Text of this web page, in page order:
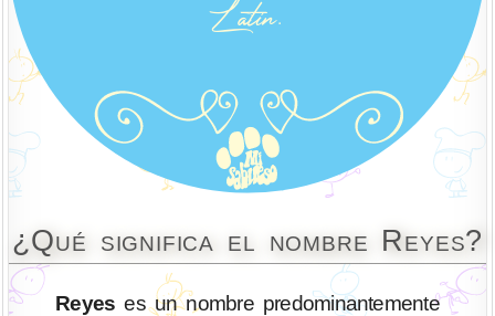
¿Qué significa el nombre Reyes?
Reyes es un nombre predominantemente